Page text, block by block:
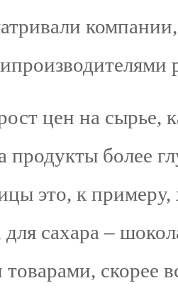
цен на сырье,
продукты более
это, к примеру,
сахара –
товарами, скорее